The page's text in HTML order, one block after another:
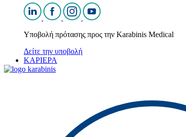
Υποβολή πρότασης προς την Karabinis Medical
Δείτε την υποβολή
ΚΑΡΙΕΡΑ